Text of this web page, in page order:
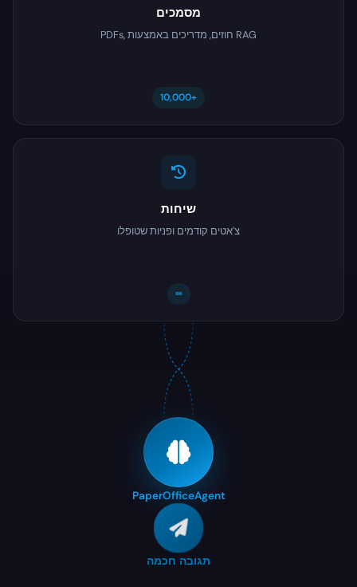
מסמכים
PDFs, חוזים, מדריכים באמצעות RAG
10,000+
שיחות
צ'אטים קודמים ופניות שטופלו
∞
PaperOfficeAgent
תגובה חכמה